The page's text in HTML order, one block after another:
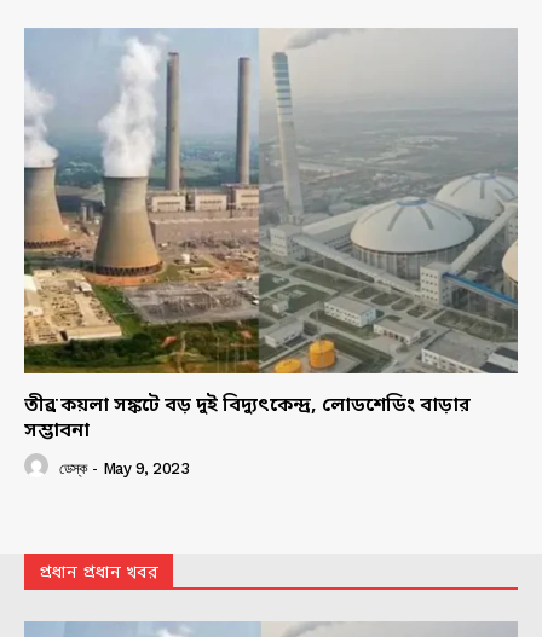
তীব্র কয়লা সঙ্কটে বড় দুই বিদ্যুৎকেন্দ্র, লোডশেডিং বাড়ার
সম্ভাবনা
ডেস্ক - May 9, 2023
প্রধান প্রধান খবর